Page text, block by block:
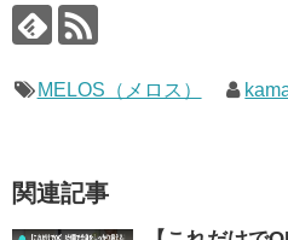
MELOS（メロス）
関連記事